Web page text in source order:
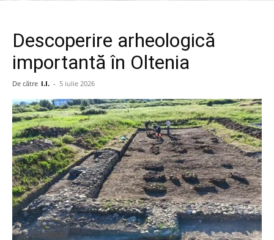
Descoperire arheologică
importantă în Oltenia
De către I.I. - 5 iulie 2026